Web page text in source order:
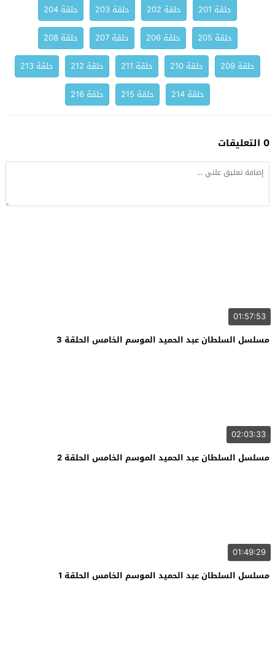
حلقة 201 حلقة 202 حلقة 203
حلقة 204
حلقة 205
حلقة 206 حلقة 207
حلقة 208
حلقة 209
حلقة 210 حلقة 211 حلقة 212
حلقة 213
حلقة 214
حلقة 215 حلقة 216
0 التعليقات
01:57:53
مسلسل السلطان عبد الحميد الموسم الخامس الحلقة 3
02:03:33
مسلسل السلطان عبد الحميد الموسم الخامس الحلقة 2
01:49:29
مسلسل السلطان عبد الحميد الموسم الخامس الحلقة 1